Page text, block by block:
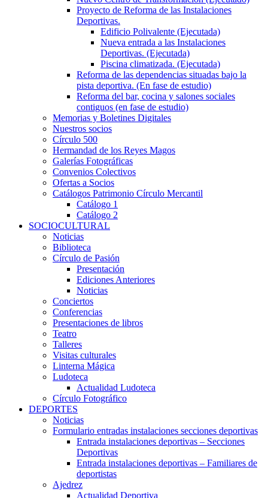
Proyecto de Reforma de las Instalaciones
Deportivas.
Edificio Polivalente (Ejecutada)
Nueva entrada a las Instalaciones
Deportivas. (Ejecutada)
Piscina climatizada. (Ejecutada)
Reforma de las dependencias situadas bajo la
pista deportiva. (En fase de estudio)
Reforma del bar, cocina y salones sociales
contiguos (en fase de estudio)
Memorias y Boletines Digitales
Nuestros socios
Círculo 500
Hermandad de los Reyes Magos
Galerías Fotográficas
Convenios Colectivos
Ofertas a Socios
Catálogos Patrimonio Círculo Mercantil
Catálogo 1
Catálogo 2
SOCIOCULTURAL
Noticias
Biblioteca
Círculo de Pasión
Presentación
Ediciones Anteriores
Noticias
Conciertos
Conferencias
Presentaciones de libros
Teatro
Talleres
Visitas culturales
Linterna Mágica
Ludoteca
Actualidad Ludoteca
Círculo Fotográfico
DEPORTES
Noticias
Formulario entradas instalaciones secciones deportivas
Entrada instalaciones deportivas – Secciones
Deportivas
Entrada instalaciones deportivas – Familiares de
deportistas
Ajedrez
Actualidad Deportiva